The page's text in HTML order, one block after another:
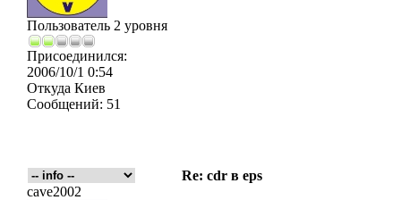
Пользователь 2 уровня
Присоединился:
2006/10/1 0:54
Откуда Киев
Сообщений: 51
Re: cdr в eps
cave2002